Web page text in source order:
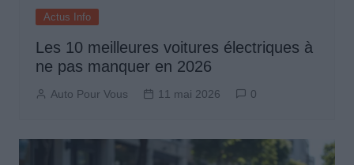
Actus Info
Les 10 meilleures voitures électriques à
ne pas manquer en 2026
Auto Pour Vous 11 mai 2026 0